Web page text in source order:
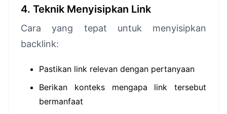
4. Teknik Menyisipkan Link
Cara yang tepat untuk menyisipkan
backlink:
Pastikan link relevan dengan pertanyaan
Berikan konteks mengapa link tersebut
bermanfaat